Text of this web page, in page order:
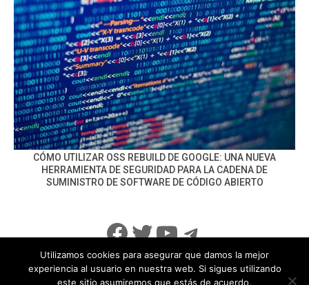
CÓMO UTILIZAR OSS REBUILD DE GOOGLE: UNA NUEVA
HERRAMIENTA DE SEGURIDAD PARA LA CADENA DE
SUMINISTRO DE SOFTWARE DE CÓDIGO ABIERTO
Facebook
Twitter
YouTube
Telegram
Utilizamos cookies para asegurar que damos la mejor
experiencia al usuario en nuestra web. Si sigues utilizando
este sitio asumiremos que estás de acuerdo.